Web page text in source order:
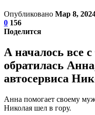
Опубликовано Мар 8,
0 156
Поделится
А началось все
обратилась
автосервиса
Анна помогает своему
Николая шел в гору.